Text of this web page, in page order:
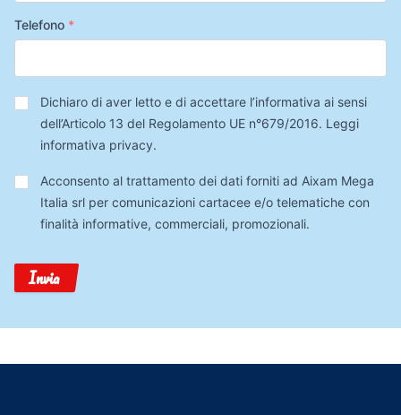
Telefono *
Privacy*
Dichiaro di aver letto e di accettare l’informativa ai sensi
dell’Articolo 13 del Regolamento UE n°679/2016. Leggi
informativa privacy.
Trattamento
Dati
Acconsento al trattamento dei dati forniti ad Aixam Mega
Italia srl per comunicazioni cartacee e/o telematiche con
finalità informative, commerciali, promozionali.
Invia